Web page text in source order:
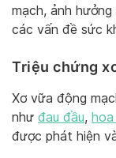
mạch, ảnh
các vấn đề sức
Triệu chứng
Xơ vữa động
như đau đầu,
được phát hiện